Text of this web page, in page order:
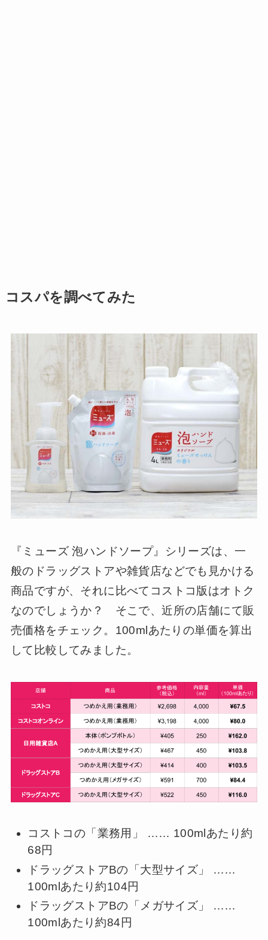
コスパを調べてみた
『ミューズ 泡ハンドソープ』シリーズは、一
般のドラッグストアや雑貨店などでも見かける
商品ですが、それに比べてコストコ版はオトク
なのでしょうか？ そこで、近所の店舗にて販
売価格をチェック。100mlあたりの単価を算出
して比較してみました。
コストコの「業務用」 …… 100mlあたり約
68円
ドラッグストアBの「大型サイズ」 ……
100mlあたり約104円
ドラッグストアBの「メガサイズ」 ……
100mlあたり約84円